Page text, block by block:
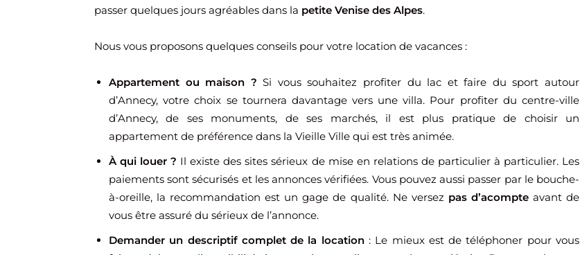
passer quelques jours agréables dans la petite Venise des Alpes.
Nous vous proposons quelques conseils pour votre location de vacances :
Appartement ou maison ? Si vous souhaitez profiter du lac et faire du sport autour
d’Annecy, votre choix se tournera davantage vers une villa. Pour profiter du centre-ville
d’Annecy, de ses monuments, de ses marchés, il est plus pratique de choisir un
appartement de préférence dans la Vieille Ville qui est très animée.
À qui louer ? Il existe des sites sérieux de mise en relations de particulier à particulier. Les
paiements sont sécurisés et les annonces vérifiées. Vous pouvez aussi passer par le bouche-
à-oreille, la recommandation est un gage de qualité. Ne versez pas d’acompteavant de
vous être assuré du sérieux de l’annonce.
Demander un descriptif complet de la location: Le mieux est de téléphoner pour vous